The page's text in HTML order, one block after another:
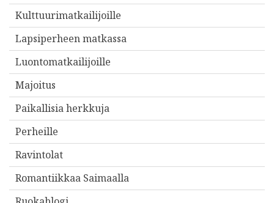
Kulttuurimatkailijoille
Lapsiperheen matkassa
Luontomatkailijoille
Majoitus
Paikallisia herkkuja
Perheille
Ravintolat
Romantiikkaa Saimaalla